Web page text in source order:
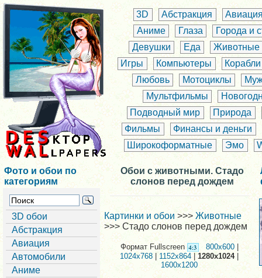
3D Абстракция
Аниме
Глаза
Города и
Девушки
Еда
Животные
Игры
Компьютеры
Корабли
Любовь
Мотоциклы
Мультфильмы
Подводный мир
Природа
Фильмы
Финансы и деньги
Широкоформатные
Эмо
Фото и обои по
категориям
3D обои
Абстракция
Авиация
Автомобили
Аниме
Обои с животными. Стадо
слонов перед дождем
Картинки и обои >>> Животные
>>> Стадо слонов перед дождем
Формат Fullscreen 800x600
1024x768
1152x864|1280x1024|
1600x1200